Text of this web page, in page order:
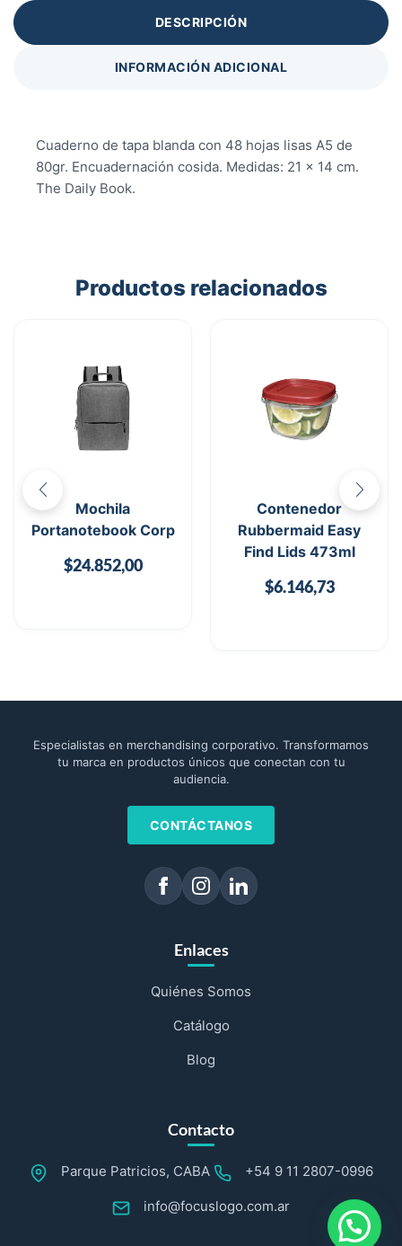
DESCRIPCIÓN
INFORMACIÓN ADICIONAL
Cuaderno de tapa blanda con 48 hojas lisas A5 de
80gr. Encuadernación cosida. Medidas: 21 x 14 cm.
The Daily Book.
Productos relacionados
Mochila
Portanotebook Corp
$24.852,00
Contenedor
Rubbermaid Easy
Find Lids 473ml
$6.146,73
Especialistas en merchandising corporativo. Transformamos
tu marca en productos únicos que conectan con tu
audiencia.
CONTÁCTANOS
Enlaces
Quiénes Somos
Catálogo
Blog
Contacto
Parque Patricios, CABA +54 9 11 2807-0996
info@focuslogo.com.ar